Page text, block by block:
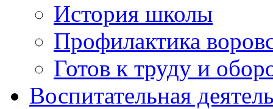
История школы
Профилактика
Готов к труду и
Воспитательная